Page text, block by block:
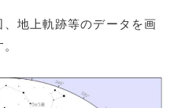
、地上軌跡等のデータを画